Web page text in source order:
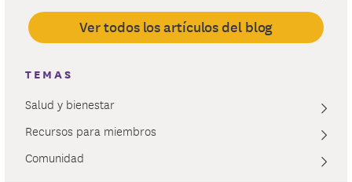
Ver todos los artículos del blog
TEMAS
Salud y bienestar
Recursos para miembros
Comunidad